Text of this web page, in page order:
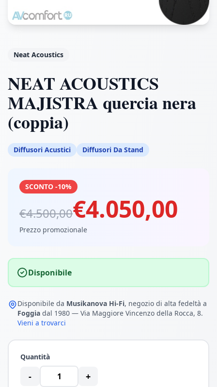
Neat Acoustics
NEAT ACOUSTICS
MAJISTRA quercia nera
(coppia)
Diffusori Acustici Diffusori Da Stand
SCONTO -10%
€4.500,00€4.050,00
Prezzo promozionale
Disponibile
Disponibile da Musikanova Hi-Fi, negozio di alta fedeltà a
Foggia dal 1980 — Via Maggiore Vincenzo della Rocca, 8.
Vieni a trovarci
Quantità
- +